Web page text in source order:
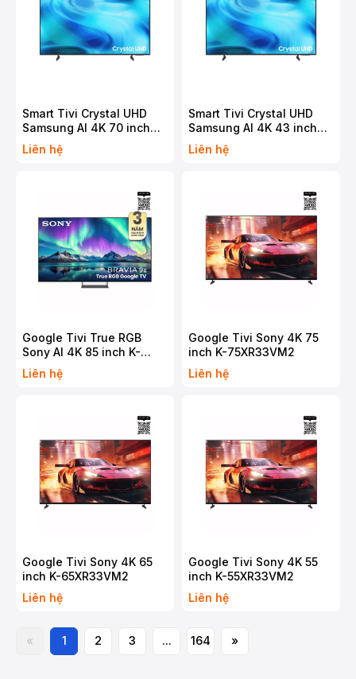
Smart Tivi Crystal UHD
Samsung AI 4K 70 inch
UA70U8500H
Liên hệ
Smart Tivi Crystal UHD
Samsung AI 4K 43 inch
UA43U8000H
Liên hệ
Google Tivi True RGB
Sony AI 4K 85 inch K-
85XR90M2
Liên hệ
Google Tivi Sony 4K 75
inch K-75XR33VM2
Liên hệ
Google Tivi Sony 4K 65
inch K-65XR33VM2
Liên hệ
Google Tivi Sony 4K 55
inch K-55XR33VM2
Liên hệ
« 1 2 3 ... 164 »